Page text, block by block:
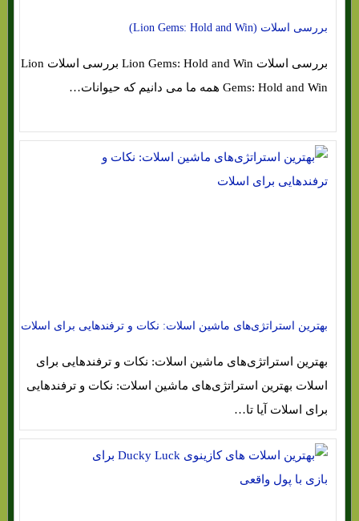
بررسی اسلات (Lion Gems: Hold and Win)
بررسی اسلات Lion Gems: Hold and Win بررسی اسلات Lion
Gems: Hold and Win همه ما می دانیم که حیوانات…
بهترین استراتژی‌های ماشین اسلات: نکات و ترفندهایی برای اسلات
بهترین استراتژی‌های ماشین اسلات: نکات و ترفندهایی برای
اسلات بهترین استراتژی‌های ماشین اسلات: نکات و ترفندهایی
برای اسلات آیا تا…